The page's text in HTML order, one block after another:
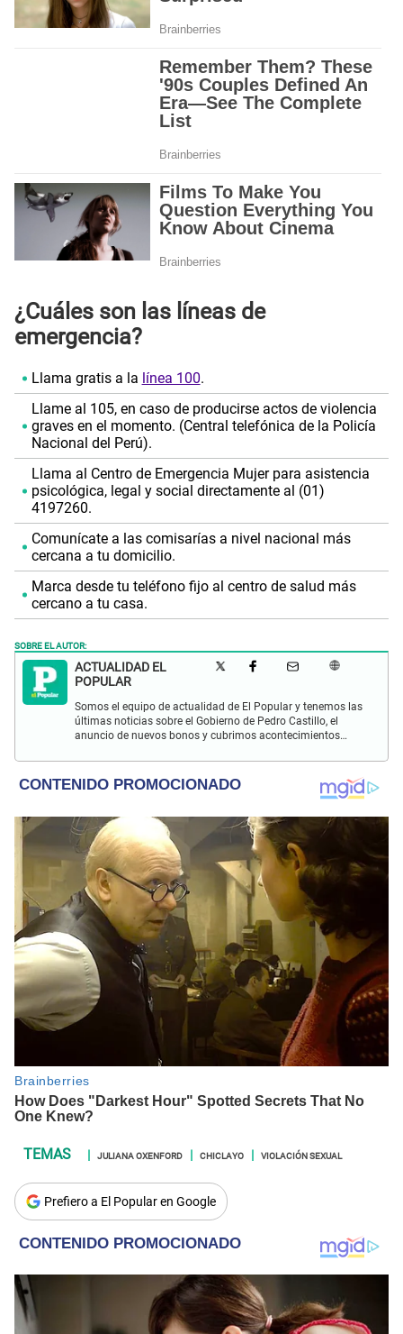
¿Cuáles son las líneas de
emergencia?
Llama gratis a la línea 100.
Llame al 105, en caso de producirse actos de violencia
graves en el momento. (Central telefónica de la Policía
Nacional del Perú).
Llama al Centro de Emergencia Mujer para asistencia
psicológica, legal y social directamente al (01)
4197260.
Comunícate a las comisarías a nivel nacional más
cercana a tu domicilio.
Marca desde tu teléfono fijo al centro de salud más
cercano a tu casa.
SOBRE EL AUTOR:
ACTUALIDAD EL
POPULAR
Somos el equipo de actualidad de El Popular y tenemos las
últimas noticias sobre el Gobierno de Pedro Castillo, el
anuncio de nuevos bonos y cubrimos acontecimientos
JULIANA OXENFORD CHICLAYO VIOLACIÓN SEXUAL
Prefiero a El Popular en Google